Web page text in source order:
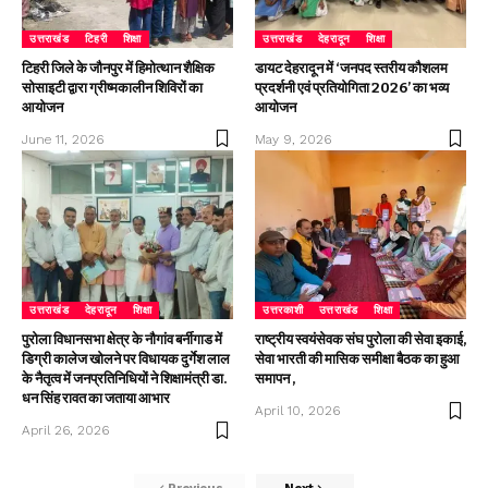
उत्तराखंड टिहरी शिक्षा
टिहरी जिले के जौनपुर में हिमोत्थान शैक्षिक
सोसाइटी द्वारा ग्रीष्मकालीन शिविरों का
आयोजन
June 11, 2026
उत्तराखंड देहरादून शिक्षा
डायट देहरादून में ‘जनपद स्तरीय कौशलम
प्रदर्शनी एवं प्रतियोगिता 2026’ का भव्य
आयोजन
May 9, 2026
उत्तराखंड देहरादून शिक्षा
पुरोला विधानसभा क्षेत्र के नौगांव बर्नीगाड में
डिग्री कालेज खोलने पर विधायक दुर्गेश लाल
के नैतृत्व में जनप्रतिनिधियों ने शिक्षामंत्री डा.
धन सिंह रावत का जताया आभार
April 26, 2026
उत्तरकाशी उत्तराखंड शिक्षा
राष्ट्रीय स्वयंसेवक संघ पुरोला की सेवा इकाई,
सेवा भारती की मासिक समीक्षा बैठक का हुआ
समापन ,
April 10, 2026